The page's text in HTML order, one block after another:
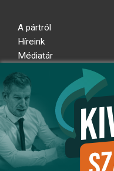
A pártról
Híreink
Médiatár
Adatkezelési nyilatkozat
Átláthatósági nyilatkozat
Ugrás az oldal tetejére
Kövessen minket!